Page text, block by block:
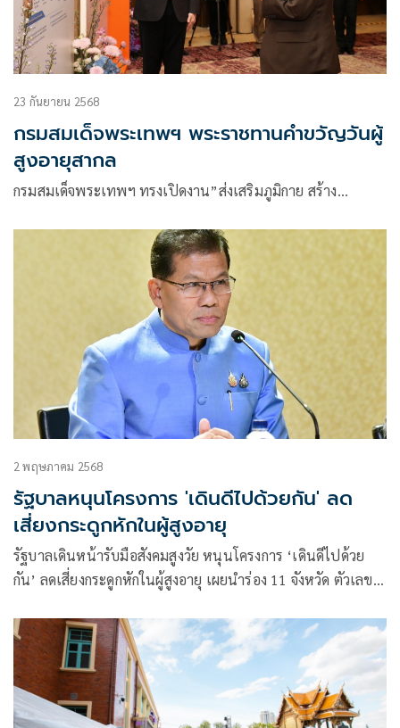
23 กันยายน 2568
กรมสมเด็จพระเทพฯ พระราชทานคำขวัญวันผู้
สูงอายุสากล
กรมสมเด็จพระเทพฯ ทรงเปิดงาน”ส่งเสริมภูมิกาย สร้าง…
2 พฤษภาคม 2568
รัฐบาลหนุนโครงการ 'เดินดีไปด้วยกัน' ลด
เสี่ยงกระดูกหักในผู้สูงอายุ
รัฐบาลเดินหน้ารับมือสังคมสูงวัย หนุนโครงการ ‘เดินดีไปด้วย
กัน’ ลดเสี่ยงกระดูกหักในผู้สูงอายุ เผยนำร่อง 11 จังหวัด ตัวเลข